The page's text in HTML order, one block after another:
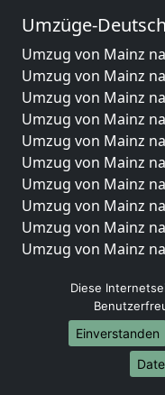
Umzüge-
Umzug von Mainz
Umzug von Mainz
Umzug von Mainz
Umzug von Mainz
Umzug von Mainz
Umzug von Mainz
Umzug von Mainz
Umzug von Mainz
Umzug von Mainz
Umzug von Mainz
Umzug von Mainz
Umzug von Mainz
Umzug von Mainz
Umzug von Mainz
Umzug von Mainz
Diese
Einverstanden